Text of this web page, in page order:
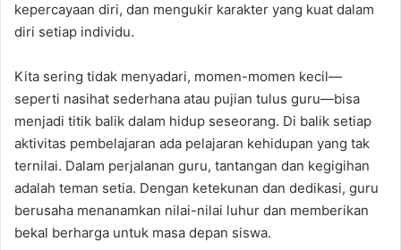
kepercayaan diri, dan mengukir karakter yang kuat dalam
diri setiap individu.
Kita sering tidak menyadari, momen-momen kecil—
seperti nasihat sederhana atau pujian tulus guru—bisa
menjadi titik balik dalam hidup seseorang. Di balik setiap
aktivitas pembelajaran ada pelajaran kehidupan yang tak
ternilai. Dalam perjalanan guru, tantangan dan kegigihan
adalah teman setia. Dengan ketekunan dan dedikasi, guru
berusaha menanamkan nilai-nilai luhur dan memberikan
bekal berharga untuk masa depan siswa.